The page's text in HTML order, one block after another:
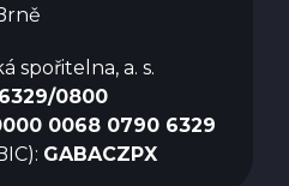
spořitelna, a. s.
0800
0068 0790 6329
GABACZPX